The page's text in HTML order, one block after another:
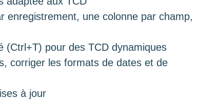
enregistrement, une colonne par champ,
(Ctrl+T) pour des TCD dynamiques
corriger les formats de dates et de
à jour